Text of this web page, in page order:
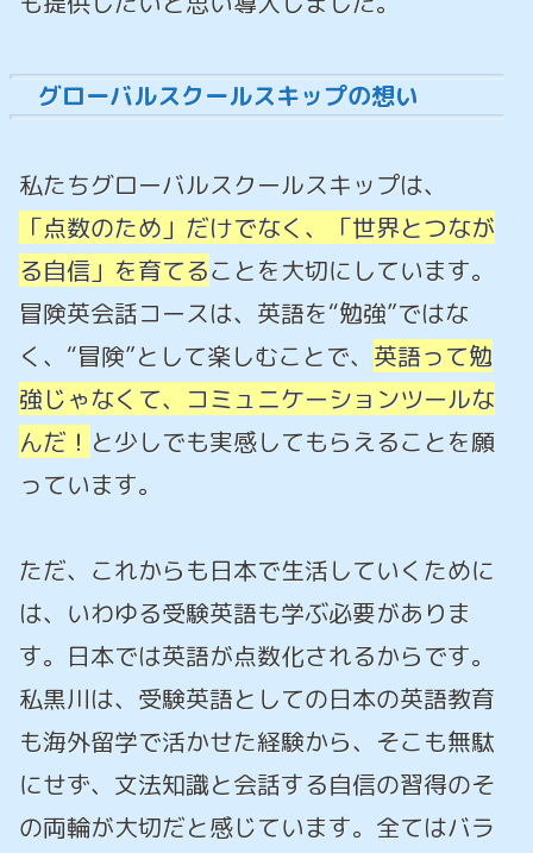
グローバルスクールスキップの想い
私たちグローバルスクールスキップは、
「点数のため」だけでなく、「世界とつなが
る自信」を育てることを大切にしています。
冒険英会話コースは、英語を“勉強”ではな
く、“冒険”として楽しむことで、 英語って勉
強じゃなくて、コミュニケーションツールな
んだ！ と少しでも実感してもらえることを願
っています。
ただ、これからも日本で生活していくために
は、いわゆる受験英語も学ぶ必要がありま
す。日本では英語が点数化されるからです。
私黒川は、受験英語としての日本の英語教育
も海外留学で活かせた経験から、そこも無駄
にせず、文法知識と会話する自信の習得のそ
の両輪が大切だと感じています。全てはバラ